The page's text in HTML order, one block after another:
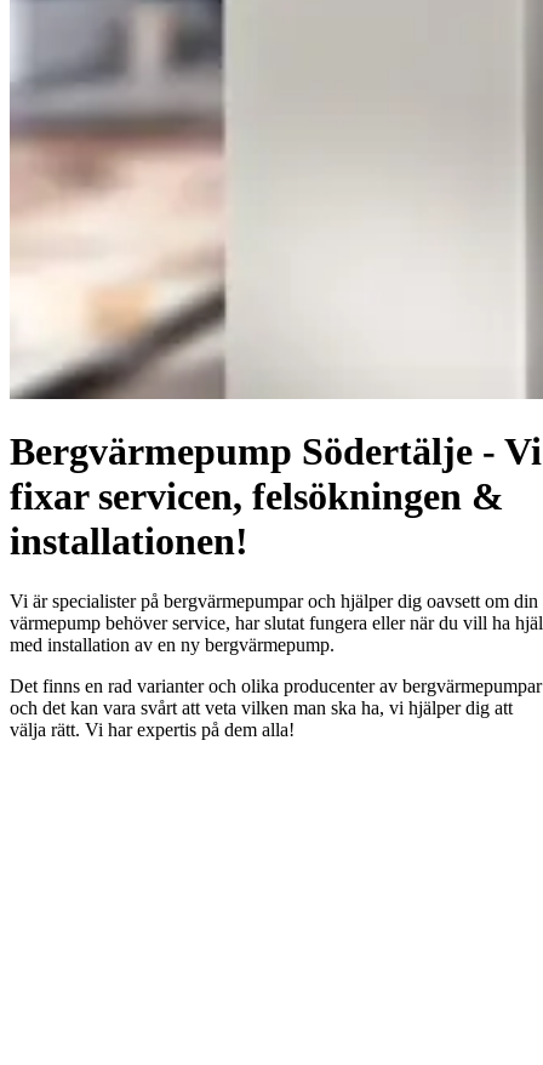
Bergvärmepump Södertälje - Vi
fixar servicen, felsökningen &
installationen!
Vi är specialister på bergvärmepumpar och hjälper dig oavsett om din
värmepump behöver service, har slutat fungera eller när du vill ha
med installation av en ny bergvärmepump.
Det finns en rad varianter och olika producenter av bergvärmepumpar
och det kan vara svårt att veta vilken man ska ha, vi hjälper dig att
välja rätt. Vi har expertis på dem alla!